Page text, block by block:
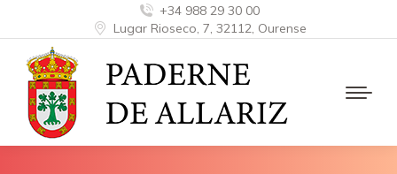
+34 988 29 30 00
Lugar Rioseco, 7, 32112, Ourense